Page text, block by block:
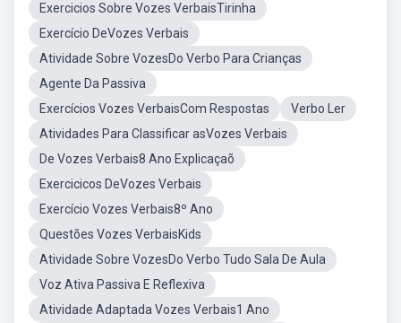
Exercicios Sobre Vozes VerbaisTirinha
Exercício DeVozes Verbais
Atividade Sobre VozesDo Verbo Para Crianças
Agente Da Passiva
Exercícios Vozes VerbaisCom Respostas
Verbo Ler
Atividades Para Classificar asVozes Verbais
De Vozes Verbais8 Ano Explicaçaõ
Exercicicos DeVozes Verbais
Exercício Vozes Verbais8º Ano
Questões Vozes VerbaisKids
Atividade Sobre VozesDo Verbo Tudo Sala De Aula
Voz Ativa Passiva E Reflexiva
Atividade Adaptada Vozes Verbais1 Ano